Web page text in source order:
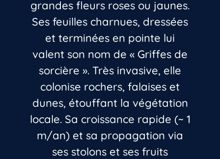
grandes fleurs roses ou jaunes.
Ses feuilles charnues, dressées
et terminées en pointe lui
valent son nom de « Griffes de
sorcière ». Très invasive, elle
colonise rochers, falaises et
dunes, étouffant la végétation
locale. Sa croissance rapide (~ 1
m/an) et sa propagation via
ses stolons et ses fruits